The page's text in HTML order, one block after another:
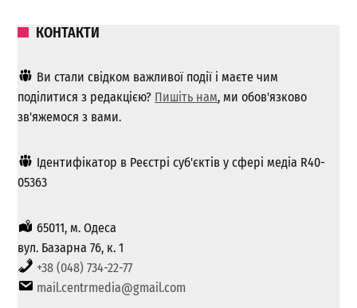
КОНТАКТИ
Ви стали свідком важливої ​​події і маєте чим
поділитися з редакцією? Пишіть нам, ми обов'язково
зв'яжемося з вами.
Ідентифікатор в Реєстрі суб'єктів у сфері медіа R40-
05363
65011, м. Одеса
вул. Базарна 76, к. 1
+38 (048) 734-22-77
mail.centrmedia@gmail.com